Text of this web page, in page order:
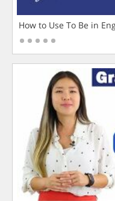
How to Use To Be in